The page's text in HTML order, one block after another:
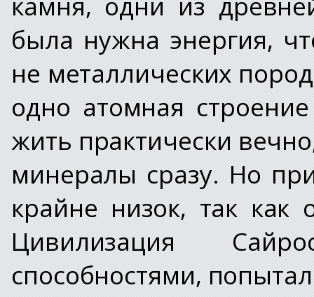
была нужна энергия,
не металлических
одно атомная
жить практически
минералы сразу. Но
крайне низок, так как
Цивилизация
способностями,